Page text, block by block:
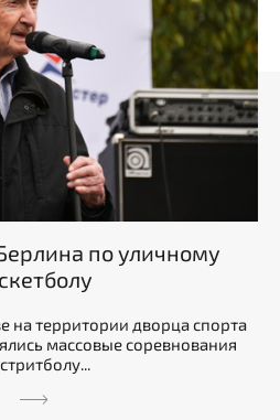
по уличному
на территории дворца спорта
массовые соревнования